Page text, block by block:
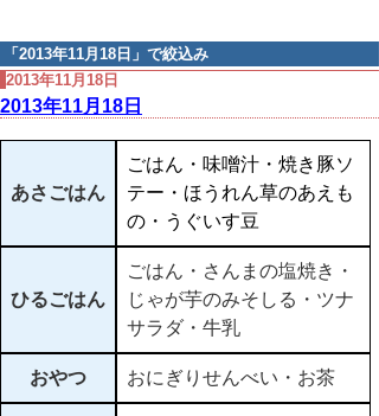
「 2013年11月18日 」で絞込み
2013年11月18日
2013年11月18日
あさごはん
ごはん・味噌汁・焼き豚ソ
テー・ほうれん草のあえも
の・うぐいす豆
ひるごはん
ごはん・さんまの塩焼き・
じゃが芋のみそしる・ツナ
サラダ・牛乳
おやつ おにぎりせんべい・お茶